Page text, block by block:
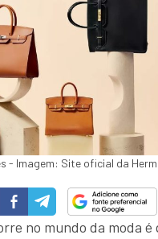
- Imagem: Site oficial da
no mundo da moda é